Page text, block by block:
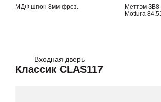
МДФ шпон 8мм фрез.
Меттэм ЗВ8
Mottura
Входная дверь
Классик CLAS117